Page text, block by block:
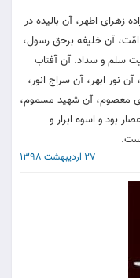
زهرای اطهر، آن بالیده در
آن خلیفه برحق رسول،
سلم و سداد. آن آفتاب
نور ابهر، آن سراج انور،
معصوم، آن شهید مسموم،
بود و اسوه ابرار و
27 اردیبهشت 1398